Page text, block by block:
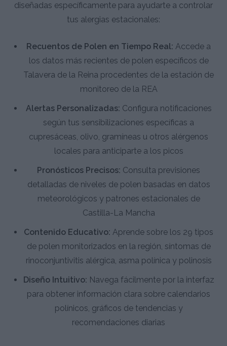
diseñadas específicamente para ayudarte a controlar
tus alergias estacionales:
Recuentos de Polen en Tiempo Real: Accede a
los datos más recientes de polen específicos de
Talavera de la Reina procedentes de la estación de
monitoreo de la REA
Alertas Personalizadas: Configura notificaciones
según tus sensibilizaciones específicas a
cupresáceas, olivo, gramíneas u otros alérgenos
locales para anticiparte a los picos
Pronósticos Precisos: Consulta previsiones
detalladas de niveles de polen basadas en datos
meteorológicos y patrones estacionales de
Castilla-La Mancha
Contenido Educativo: Aprende sobre los 29 tipos
de polen monitorizados en la región, síntomas de
rinoconjuntivitis alérgica, asma polínica y polinosis
Diseño Intuitivo: Navega fácilmente por la interfaz
para obtener información clara sobre calendarios
polínicos, gráficos de tendencias y
recomendaciones diarias